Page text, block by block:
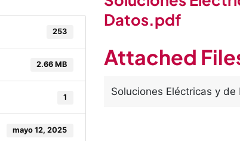
253
2.66 MB
1
mayo 12, 2025
Datos.pdf
Attached
Soluciones Eléctricas y